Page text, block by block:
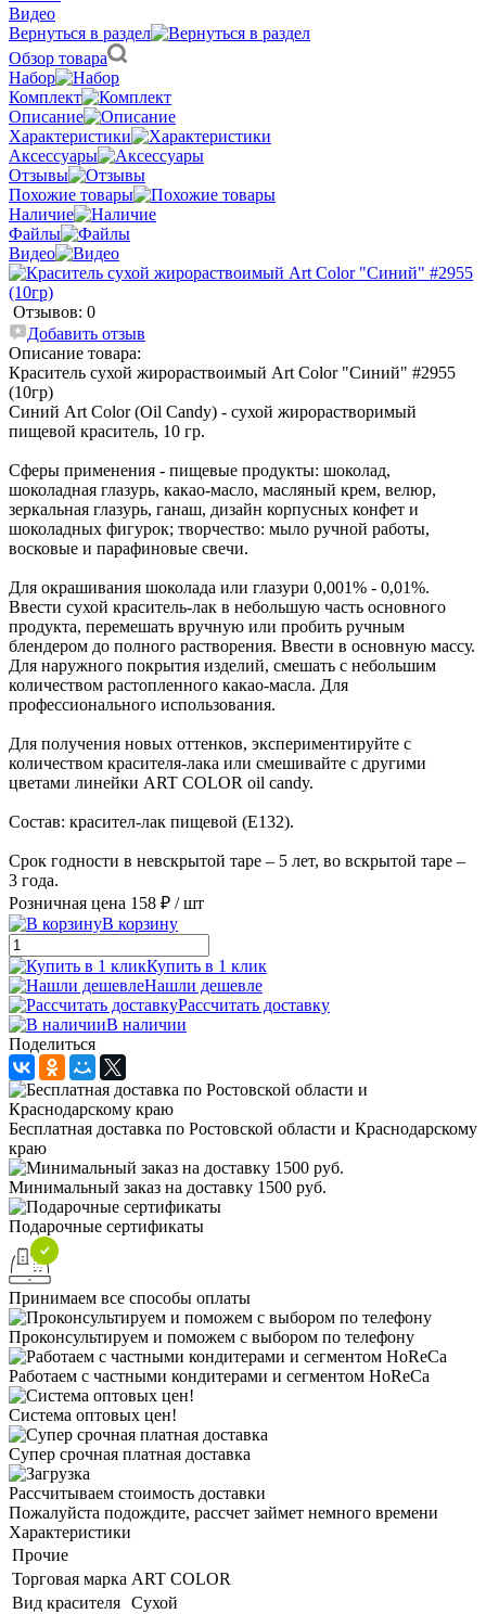
Видео
Вернуться в раздел
Обзор товара
Набор
Комплект
Описание
Характеристики
Аксессуары
Отзывы
Похожие товары
Наличие
Файлы
Видео
Отзывов: 0
Добавить отзыв
Описание товара:
Краситель сухой жирораствоимый Art Color "Синий" #2955
(10гр)
Синий Art Color (Oil Candy) - сухой жирорастворимый
пищевой краситель, 10 гр.
Сферы применения - пищевые продукты: шоколад,
шоколадная глазурь, какао-масло, масляный крем, велюр,
зеркальная глазурь, ганаш, дизайн корпусных конфет и
шоколадных фигурок; творчество: мыло ручной работы,
восковые и парафиновые свечи.
Для окрашивания шоколада или глазури 0,001% - 0,01%.
Ввести сухой краситель-лак в небольшую часть основного
продукта, перемешать вручную или пробить ручным
блендером до полного растворения. Ввести в основную массу.
Для наружного покрытия изделий, смешать с небольшим
количеством растопленного какао-масла. Для
профессионального использования.
Для получения новых оттенков, экспериментируйте с
количеством красителя-лака или смешивайте с другими
цветами линейки ART COLOR oil candy.
Состав: красител-лак пищевой (Е132).
Срок годности в невскрытой таре ‒ 5 лет, во вскрытой таре ‒
3 года.
Розничная цена 158 ₽ / шт
В корзину
Купить в 1 клик
Нашли дешевле
Рассчитать доставку
В наличии
Поделиться
Бесплатная доставка по Ростовской области и Краснодарскому
краю
Минимальный заказ на доставку 1500 руб.
Подарочные сертификаты
Принимаем все способы оплаты
Проконсультируем и поможем с выбором по телефону
Работаем с частными кондитерами и сегментом HoReCa
Система оптовых цен!
Супер срочная платная доставка
Рассчитываем стоимость доставки
Пожалуйста подождите, рассчет займет немного времени
Характеристики
Прочие
Торговая марка ART COLOR
Вид красителя Сухой